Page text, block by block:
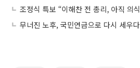
무너진 노후, 국민연금으로 다시 세우다